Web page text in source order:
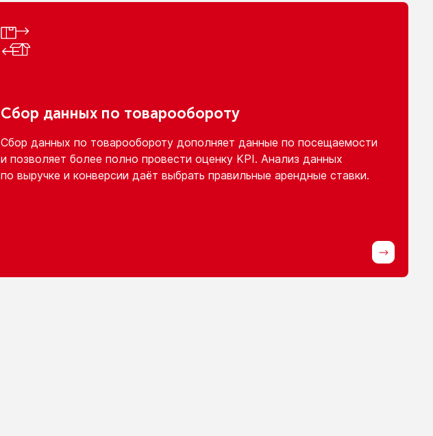
Сбор данных по товарообороту
Сбор данных по товарооборотудополняет данные по посещаемости
и позволяет более полно провести оценку KPI. Анализ данных
по выручке и конверсии даёт выбрать правильные арендные ставки.